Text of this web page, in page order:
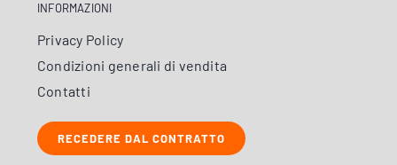
INFORMAZIONI
Privacy Policy
Condizioni generali di vendita
Contatti
RECEDERE DAL CONTRATTO